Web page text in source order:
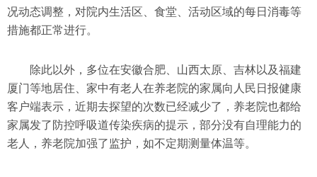
况动态调整，对院内生活区、食堂、活动区域的每日消毒等
措施都正常进行。
除此以外，多位在安徽合肥、山西太原、吉林以及福建
厦门等地居住、家中有老人在养老院的家属向人民日报健康
客户端表示，近期去探望的次数已经减少了，养老院也都给
家属发了防控呼吸道传染疾病的提示，部分没有自理能力的
老人，养老院加强了监护，如不定期测量体温等。